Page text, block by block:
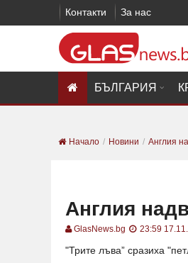
Контакти За нас
БЪЛГАРИЯ
Начало Новини Англия
Англия
GlasNews.bg 23:59
"Трите лъва” сразиха